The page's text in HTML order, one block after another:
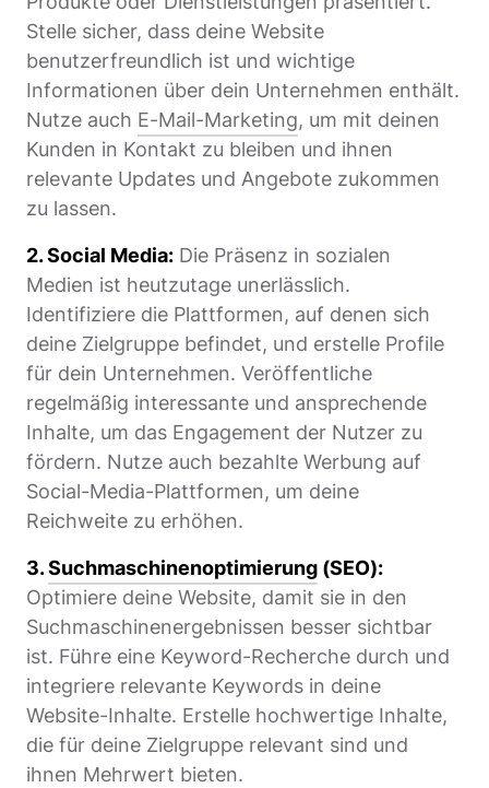
Stelle sicher, dass deine Website
benutzerfreundlich ist und wichtige
Informationen über dein Unternehmen enthält.
Nutze auch E-Mail-Marketing, um mit deinen
Kunden in Kontakt zu bleiben und ihnen
relevante Updates und Angebote zukommen
zu lassen.
2. Social Media: Die Präsenz in sozialen
Medien ist heutzutage unerlässlich.
Identifiziere die Plattformen, auf denen sich
deine Zielgruppe befindet, und erstelle Profile
für dein Unternehmen. Veröffentliche
regelmäßig interessante und ansprechende
Inhalte, um das Engagement der Nutzer zu
fördern. Nutze auch bezahlte Werbung auf
Social-Media-Plattformen, um deine
Reichweite zu erhöhen.
3.Suchmaschinenoptimierung (SEO):
Optimiere deine Website, damit sie in den
Suchmaschinenergebnissen besser sichtbar
ist. Führe eine Keyword-Recherche durch und
integriere relevante Keywords in deine
Website-Inhalte. Erstelle hochwertige Inhalte,
die für deine Zielgruppe relevant sind und
ihnen Mehrwert bieten.